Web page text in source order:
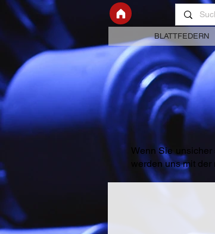
BLATTFEDERN
Wenn Sie
werden uns mit